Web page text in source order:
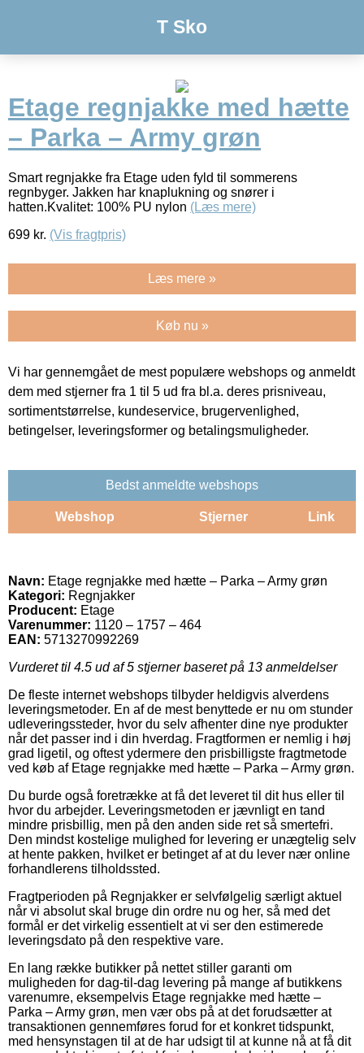
T Sko
Etage regnjakke med hætte
– Parka – Army grøn
Smart regnjakke fra Etage uden fyld til sommerens
regnbyger. Jakken har knaplukning og snører i
hatten.Kvalitet: 100% PU nylon (Læs mere)
699 kr. (Vis fragtpris)
Læs mere »
Køb nu »
Vi har gennemgået de mest populære webshops og anmeldt
dem med stjerner fra 1 til 5 ud fra bl.a. deres prisniveau,
sortimentstørrelse, kundeservice, brugervenlighed,
betingelser, leveringsformer og betalingsmuligheder.
Bedst anmeldte webshops
Webshop Stjerner Link
Navn: Etage regnjakke med hætte – Parka – Army grøn
Kategori: Regnjakker
Producent: Etage
Varenummer: 1120 – 1757 – 464
EAN: 5713270992269
Vurderet til 4.5 ud af 5 stjerner baseret på 13 anmeldelser
De fleste internet webshops tilbyder heldigvis alverdens
leveringsmetoder. En af de mest benyttede er nu om stunder
udleveringssteder, hvor du selv afhenter dine nye produkter
når det passer ind i din hverdag. Fragtformen er nemlig i høj
grad ligetil, og oftest ydermere den prisbilligste fragtmetode
ved køb af Etage regnjakke med hætte – Parka – Army grøn.
Du burde også foretrække at få det leveret til dit hus eller til
hvor du arbejder. Leveringsmetoden er jævnligt en tand
mindre prisbillig, men på den anden side ret så smertefri.
Den mindst kostelige mulighed for levering er unægtelig selv
at hente pakken, hvilket er betinget af at du lever nær online
forhandlerens tilholdssted.
Fragtperioden på Regnjakker er selvfølgelig særligt aktuel
når vi absolut skal bruge din ordre nu og her, så med det
formål er det virkelig essentielt at vi ser den estimerede
leveringsdato på den respektive vare.
En lang række butikker på nettet stiller garanti om
muligheden for dag-til-dag levering på mange af butikkens
varenumre, eksempelvis Etage regnjakke med hætte –
Parka – Army grøn, men vær obs på at det forudsætter at
transaktionen gennemføres forud for et konkret tidspunkt,
med hensynstagen til at de har udsigt til at kunne nå at få dit